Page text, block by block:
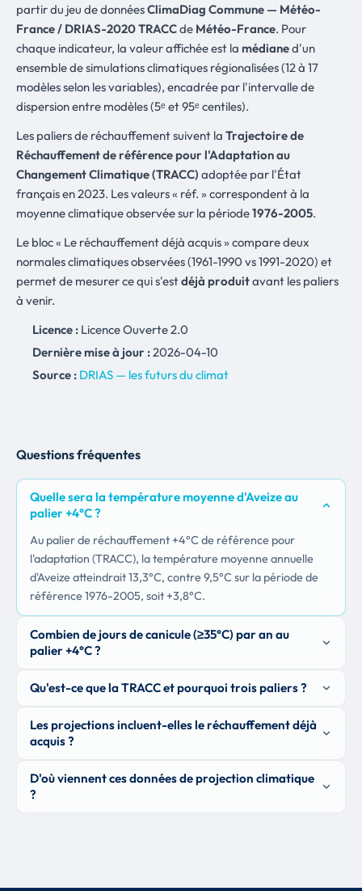
partir du jeu de donnéesClimaDiag Commune — Météo-
France / DRIAS-2020 TRACCde Météo-France. Pour
chaque indicateur, la valeur affichée est la médianed'un
ensemble de simulations climatiques régionalisées (12 à 17
modèles selon les variables), encadrée par l'intervalle de
dispersion entre modèles (5ᵉ et 95ᵉ centiles).
Les paliers de réchauffement suivent la Trajectoire de
Réchauffement de référence pour l'Adaptation au
Changement Climatique (TRACC) adoptée par l'État
français en 2023. Les valeurs « réf. » correspondent à la
moyenne climatique observée sur la période1976-2005.
Le bloc « Le réchauffement déjà acquis » compare deux
normales climatiques observées (1961-1990 vs 1991-2020) et
permet de mesurer ce qui s'estdéjà produitavant les paliers
à venir.
Licence : Licence Ouverte 2.0
Dernière mise à jour :2026-04-10
Source : DRIAS — les futurs du climat
Questions fréquentes
Quelle sera la température moyenne d'Aveize au
palier +4°C ?
Au palier de réchauffement +4°C de référence pour
l'adaptation (TRACC), la température moyenne annuelle
d'Aveize atteindrait 13,3°C, contre 9,5°C sur la période de
référence 1976-2005, soit +3,8°C.
Combien de jours de canicule (≥35°C) par an au
palier +4°C ?
Qu'est-ce que la TRACC et pourquoi trois paliers ?
Les projections incluent-elles le réchauffement déjà
acquis ?
D'où viennent ces données de projection climatique
?